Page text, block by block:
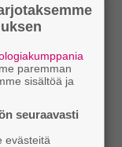
paremman
sisältöä ja
seuraavasti
evästeitä